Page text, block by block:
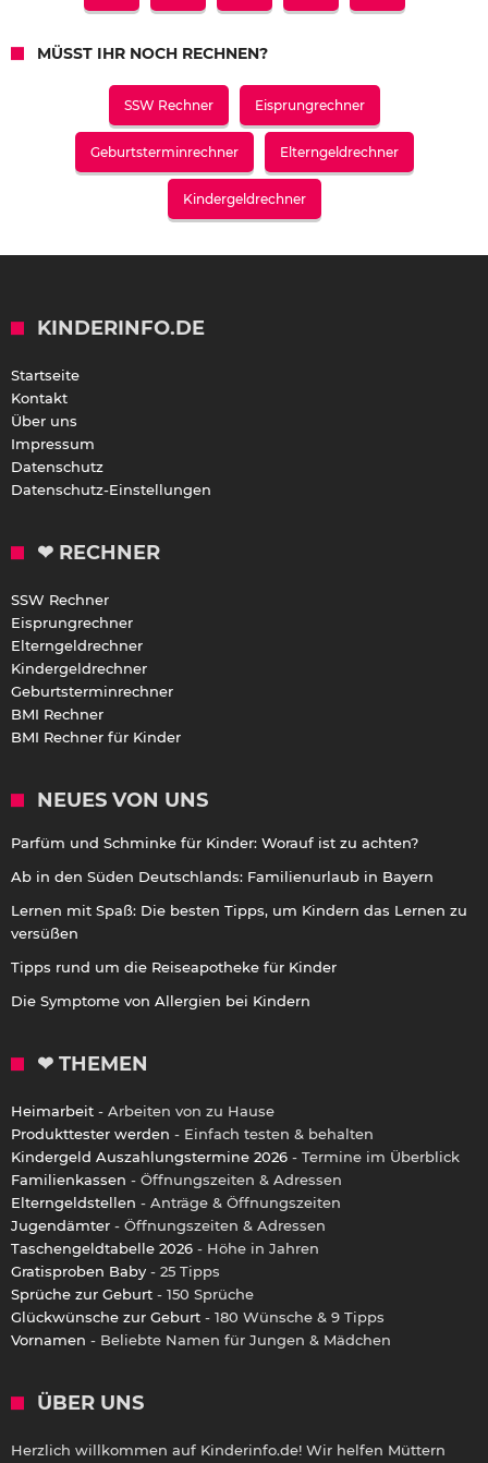
MÜSST IHR NOCH RECHNEN?
SSW Rechner Eisprungrechner
Geburtsterminrechner Elterngeldrechner
Kindergeldrechner
KINDERINFO.DE
Startseite
Kontakt
Über uns
Impressum
Datenschutz
Datenschutz-Einstellungen
❤ RECHNER
SSW Rechner
Eisprungrechner
Elterngeldrechner
Kindergeldrechner
Geburtsterminrechner
BMI Rechner
BMI Rechner für Kinder
NEUES VON UNS
Parfüm und Schminke für Kinder: Worauf ist zu achten?
Ab in den Süden Deutschlands: Familienurlaub in Bayern
Lernen mit Spaß: Die besten Tipps, um Kindern das Lernen zu
versüßen
Tipps rund um die Reiseapotheke für Kinder
Die Symptome von Allergien bei Kindern
❤ THEMEN
Heimarbeit - Arbeiten von zu Hause
Produkttester werden - Einfach testen & behalten
Kindergeld Auszahlungstermine 2026 - Termine im Überblick
Familienkassen - Öffnungszeiten & Adressen
Elterngeldstellen - Anträge & Öffnungszeiten
Jugendämter - Öffnungszeiten & Adressen
Taschengeldtabelle 2026 - Höhe in Jahren
Gratisproben Baby - 25 Tipps
Sprüche zur Geburt - 150 Sprüche
Glückwünsche zur Geburt - 180 Wünsche & 9 Tipps
Vornamen - Beliebte Namen für Jungen & Mädchen
ÜBER UNS
Herzlich willkommen auf Kinderinfo.de! Wir helfen Müttern